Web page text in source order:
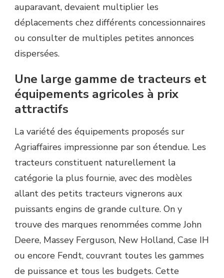
auparavant, devaient multiplier les
déplacements chez différents concessionnaires
ou consulter de multiples petites annonces
dispersées.
Une large gamme de tracteurs et
équipements agricoles à prix
attractifs
La variété des équipements proposés sur
Agriaffaires impressionne par son étendue. Les
tracteurs constituent naturellement la
catégorie la plus fournie, avec des modèles
allant des petits tracteurs vignerons aux
puissants engins de grande culture. On y
trouve des marques renommées comme John
Deere, Massey Ferguson, New Holland, Case IH
ou encore Fendt, couvrant toutes les gammes
de puissance et tous les budgets. Cette